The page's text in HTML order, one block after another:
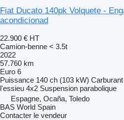
Fiat Ducato 140pk Volquete -
acondicionad
22.900 € HT
Camion-benne < 3.5t
2022
57.760 km
Euro 6
Puissance 140 ch (103 kW) Carburant
l'essieu 4x2 Suspension parabolique
Espagne, Ocaña, Toledo
BAS World Spain
Contacter le vendeur